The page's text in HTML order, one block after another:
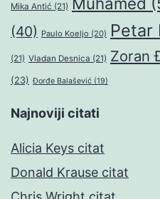
Mika Antić (21)
(40) Paulo Koeljo (20) Petar
(21) Vladan Desnica (21) Zoran
(23) Đorđe Balašević (19)
Najnoviji citati
Alicia Keys citat
Donald Krause citat